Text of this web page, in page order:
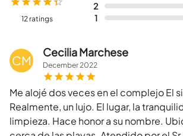
2
1
12 ratings
CM
Cecilia Marchese
December2022
Me alojé dos veces en el complejo El
Realmente, un lujo. El lugar, la
limpieza. Hace honor a su nombre.